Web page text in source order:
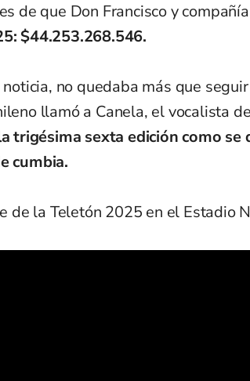
de que Don Francisco y
$44.253.268.546.
no quedaba más que
llamó a Canela, el vocalista
trigésima sexta edición como se
cumbia.
de la Teletón 2025 en el Estadio